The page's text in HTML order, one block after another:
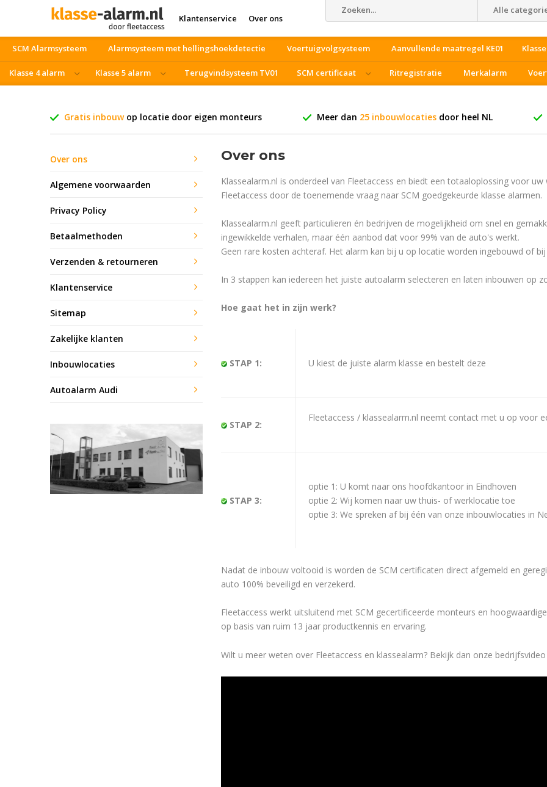
Klantenservice Over ons
Alle
SCM Alarmsysteem Alarmsysteem met hellingshoekdetectie Voertuigvolgsysteem Aanvullende maatregel KE01
Klasse 4 alarm Klasse 5 alarm Terugvindsysteem TV01 SCM certificaat Ritregistratie Merkalarm
Gratis inbouwop locatie door eigen monteurs Meer dan 25 inbouwlocaties door heel NL
Over ons
Klassealarm.nl is onderdeel van Fleetaccess en biedt een totaaloplossing voor
Fleetaccess door de toenemende vraag naar SCM goedgekeurde klasse alarmen.
Klassealarm.nl geeft particulieren én bedrijven de mogelijkheid om snel en
ingewikkelde verhalen, maar één aanbod dat voor 99% van de auto's werkt.
Geen rare kosten achteraf. Het alarm kan bij u op locatie worden ingebouwd of
In 3 stappen kan iedereen het juiste autoalarm selecteren en laten inbouwen op
Hoe gaat het in zijn werk?
STAP 1: U kiest de juiste alarm klasse en bestelt deze
STAP 2:
Fleetaccess / klassealarm.nl neemt contact met u op voor
STAP 3:
optie 1: U komt naar ons hoofdkantoor in Eindhoven
optie 2: Wij komen naar uw thuis- of werklocatie toe
optie 3: We spreken af bij één van onze inbouwlocaties in
Nadat de inbouw voltooid is worden de SCM certificaten direct afgemeld en
auto 100% beveiligd en verzekerd.
Fleetaccess werkt uitsluitend met SCM gecertificeerde monteurs en
op basis van ruim 13 jaar productkennis en ervaring.
Wilt u meer weten over Fleetaccess en klassealarm? Bekijk dan onze
Over ons
Algemene voorwaarden
Privacy Policy
Betaalmethoden
Verzenden & retourneren
Klantenservice
Sitemap
Zakelijke klanten
Inbouwlocaties
Autoalarm Audi